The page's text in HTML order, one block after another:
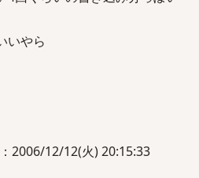
いやら
2006/12/12(火) 20:15:33